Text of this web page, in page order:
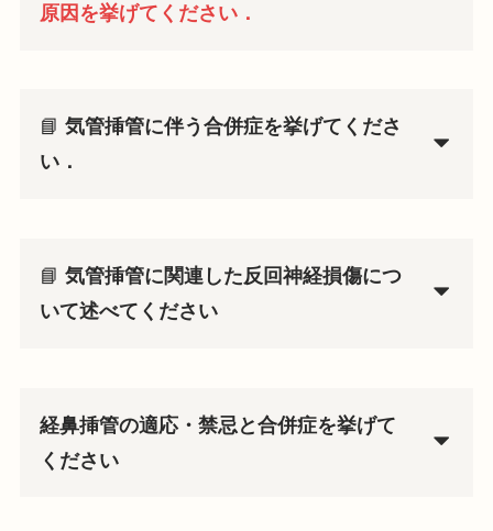
原因を挙げてください．
📘 気管挿管に伴う合併症を挙げてくださ
い．
📘 気管挿管に関連した反回神経損傷につ
いて述べてください
経鼻挿管の適応・禁忌と合併症を挙げて
ください